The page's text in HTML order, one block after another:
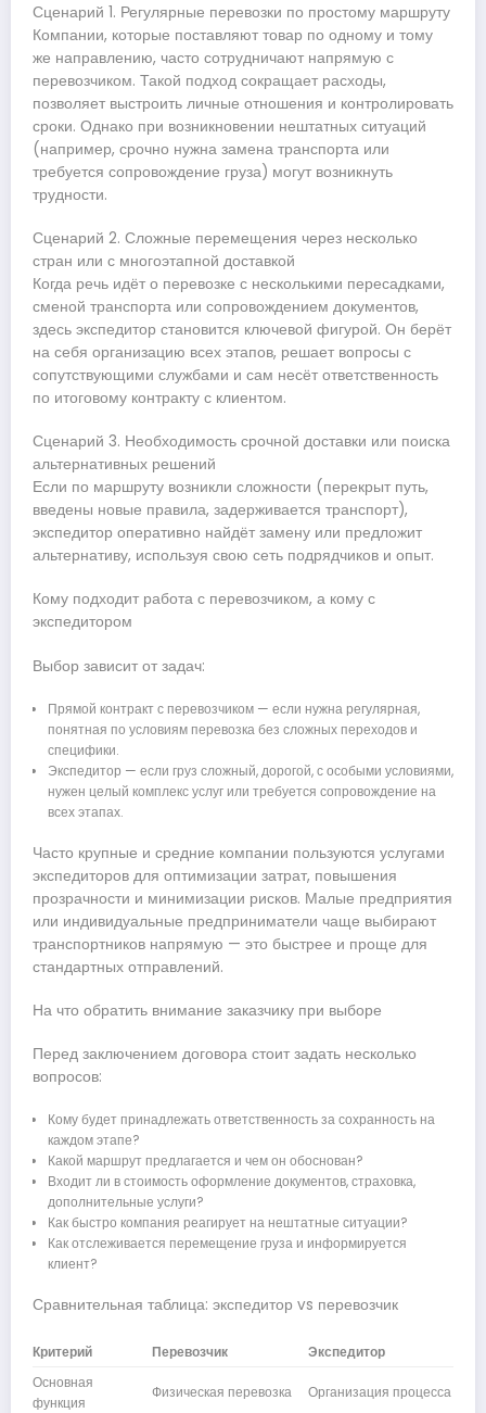
Сценарий 1. Регулярные перевозки по простому маршруту
Компании, которые поставляют товар по одному и тому
же направлению, часто сотрудничают напрямую с
перевозчиком. Такой подход сокращает расходы,
позволяет выстроить личные отношения и контролировать
сроки. Однако при возникновении нештатных ситуаций
(например, срочно нужна замена транспорта или
требуется сопровождение груза) могут возникнуть
трудности.
Сценарий 2. Сложные перемещения через несколько
стран или с многоэтапной доставкой
Когда речь идёт о перевозке с несколькими пересадками,
сменой транспорта или сопровождением документов,
здесь экспедитор становится ключевой фигурой. Он берёт
на себя организацию всех этапов, решает вопросы с
сопутствующими службами и сам несёт ответственность
по итоговому контракту с клиентом.
Сценарий 3. Необходимость срочной доставки или поиска
альтернативных решений
Если по маршруту возникли сложности (перекрыт путь,
введены новые правила, задерживается транспорт),
экспедитор оперативно найдёт замену или предложит
альтернативу, используя свою сеть подрядчиков и опыт.
Кому подходит работа с перевозчиком, а кому с
экспедитором
Выбор зависит от задач:
Прямой контракт с перевозчиком — если нужна регулярная,
понятная по условиям перевозка без сложных переходов и
специфики.
Экспедитор — если груз сложный, дорогой, с особыми условиями,
нужен целый комплекс услуг или требуется сопровождение на
всех этапах.
Часто крупные и средние компании пользуются услугами
экспедиторов для оптимизации затрат, повышения
прозрачности и минимизации рисков. Малые предприятия
или индивидуальные предприниматели чаще выбирают
транспортников напрямую — это быстрее и проще для
стандартных отправлений.
На что обратить внимание заказчику при выборе
Перед заключением договора стоит задать несколько
вопросов:
Кому будет принадлежать ответственность за сохранность на
каждом этапе?
Какой маршрут предлагается и чем он обоснован?
Входит ли в стоимость оформление документов, страховка,
дополнительные услуги?
Как быстро компания реагирует на нештатные ситуации?
Как отслеживается перемещение груза и информируется
клиент?
Сравнительная таблица: экспедитор vs перевозчик
Критерий Перевозчик
Экспедитор
Основная
функция
Физическая перевозка Организация процесса